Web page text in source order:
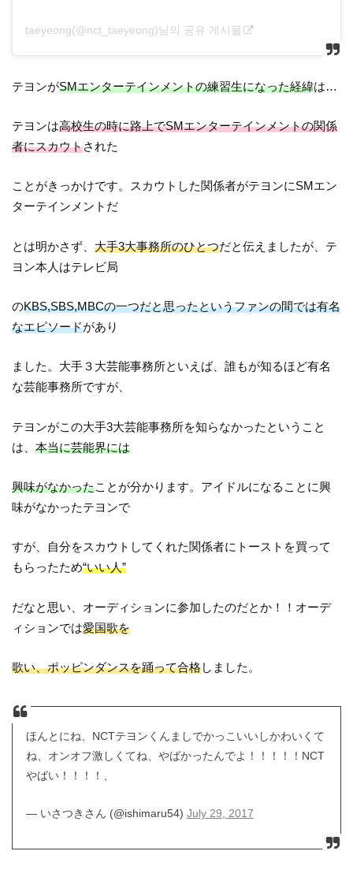
taeyeong(@nct_taeyeong)님의 공유 게시물
テヨンがSMエンターテインメントの練習生になった経緯は…
テヨンは高校生の時に路上でSMエンターテインメントの関係
者にスカウトされた
ことがきっかけです。スカウトした関係者がテヨンにSMエン
ターテインメントだ
とは明かさず、大手3大事務所のひとつだと伝えましたが、テ
ヨン本人はテレビ局
のKBS,SBS,MBCの一つだと思ったというファンの間では有名
なエピソードがあり
ました。大手３大芸能事務所といえば、誰もが知るほど有名
な芸能事務所ですが、
テヨンがこの大手3大芸能事務所を知らなかったということ
は、本当に芸能界には
興味がなかったことが分かります。アイドルになることに興
味がなかったテヨンで
すが、自分をスカウトしてくれた関係者にトーストを買って
もらったため“いい人”
だなと思い、オーディションに参加したのだとか！！オーデ
ィションでは愛国歌を
歌い、ポッピンダンスを踊って合格しました。
ほんとにね、NCTテヨンくんましでかっこいいしかわいくて
ね、オンオフ激しくてね、やばかったんでよ！！！！！NCT
やばい！！！！、
— いさつきさん (@ishimaru54) July 29, 2017